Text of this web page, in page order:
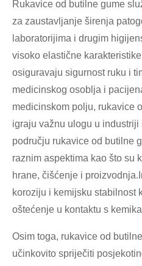
Rukavice od butilne gume
za zaustavljanje širenja
laboratorijima i drugim
visoko elastične
osiguravaju sigurnost ruku i
medicinskog osoblja i
medicinskom polju, rukavice
igraju važnu ulogu u
području rukavice od butilne
raznim aspektima kao što su
hrane, čišćenje i
koroziju i kemijsku stabilnost
oštećenje u kontaktu s
Osim toga, rukavice od
učinkovito spriječiti